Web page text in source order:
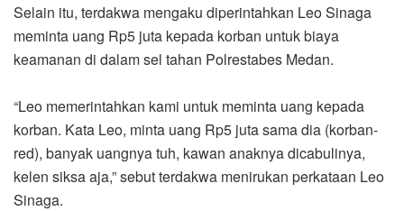
Selain itu, terdakwa mengaku diperintahkan Leo Sinaga
meminta uang Rp5 juta kepada korban untuk biaya
keamanan di dalam sel tahan Polrestabes Medan.
“Leo memerintahkan kami untuk meminta uang kepada
korban. Kata Leo, minta uang Rp5 juta sama dia (korban-
red), banyak uangnya tuh, kawan anaknya dicabulinya,
kelen siksa aja,” sebut terdakwa menirukan perkataan Leo
Sinaga.